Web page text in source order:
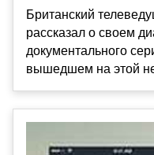
Британский
рассказал о своем
документального
вышедшем на этой